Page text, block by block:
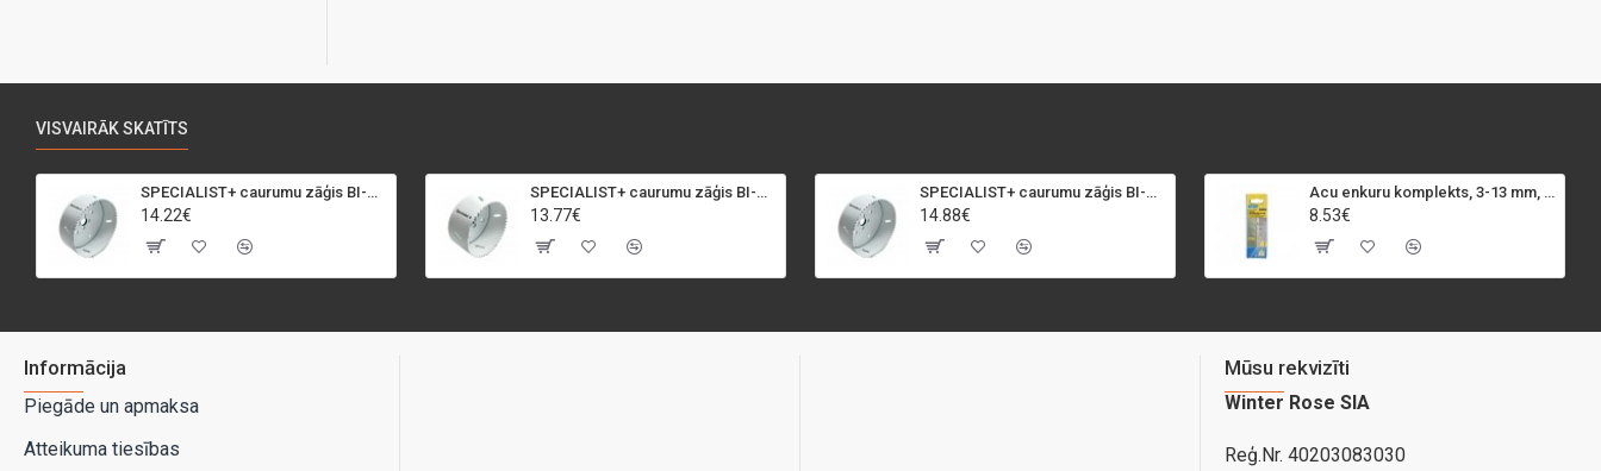
VISVAIRĀK SKATĪTS
SPECIALIST+ caurumu zāģis BI-METAL, 95 mm
14.22€
SPECIALIST+ caurumu zāģis BI-METAL, 92 mm
13.77€
SPECIALIST+ caurumu zāģis BI-METAL, 98 mm
14.88€
Acu enkuru komplekts, 3-13 mm, Rapid, 12 gab.
8.53€
Informācija
Piegāde un apmaksa
Atteikuma tiesības
Mūsu rekvizīti
Winter Rose SIA
Reģ.Nr. 40203083030